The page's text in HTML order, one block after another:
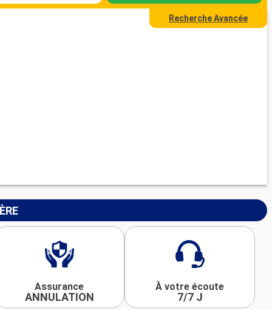
Recherche Avancée
Assurance
ANNULATION
À votre écoute
7/7 J